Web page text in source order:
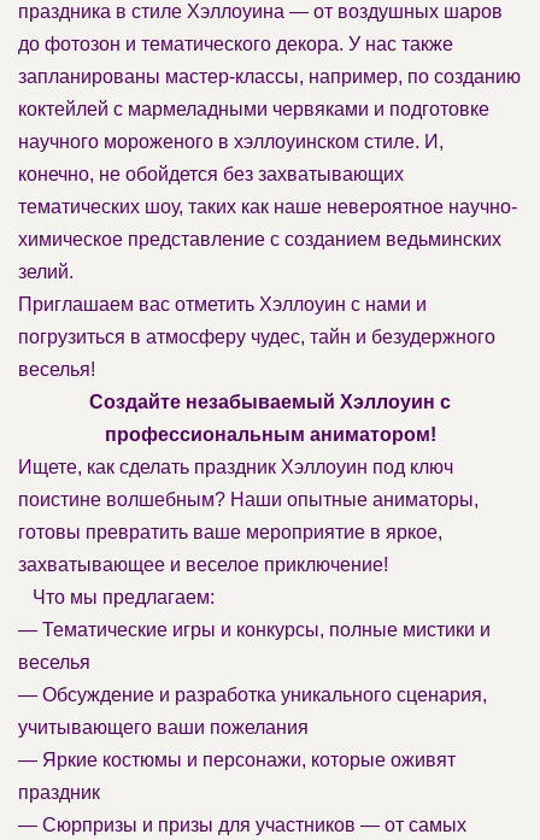
праздника в стиле Хэллоуина — от воздушных шаров
до фотозон и тематического декора. У нас также
запланированы мастер-классы, например, по созданию
коктейлей с мармеладными червяками и подготовке
научного мороженого в хэллоуинском стиле. И,
конечно, не обойдется без захватывающих
тематических шоу, таких как наше невероятное научно-
химическое представление с созданием ведьминских
зелий.
Приглашаем вас отметить Хэллоуин с нами и
погрузиться в атмосферу чудес, тайн и безудержного
веселья!
Создайте незабываемый Хэллоуин с
профессиональным аниматором!
Ищете, как сделать праздник Хэллоуин под ключ
поистине волшебным? Наши опытные аниматоры,
готовы превратить ваше мероприятие в яркое,
захватывающее и веселое приключение!
Что мы предлагаем:
— Тематические игры и конкурсы, полные мистики и
веселья
— Обсуждение и разработка уникального сценария,
учитывающего ваши пожелания
— Яркие костюмы и персонажи, которые оживят
праздник
— Сюрпризы и призы для участников — от самых